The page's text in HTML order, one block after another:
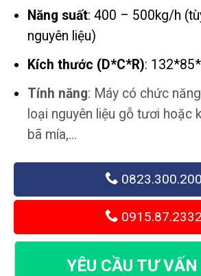
Năng suất: 400 – 500kg/h
nguyên liệu)
Kích thước (D*C*R):
Tính năng: Máy có chức
loại nguyên liệu gỗ tươi hoặc
bã mía,…
0823.300.200
0915.87.2332
YÊU CẦU TƯ